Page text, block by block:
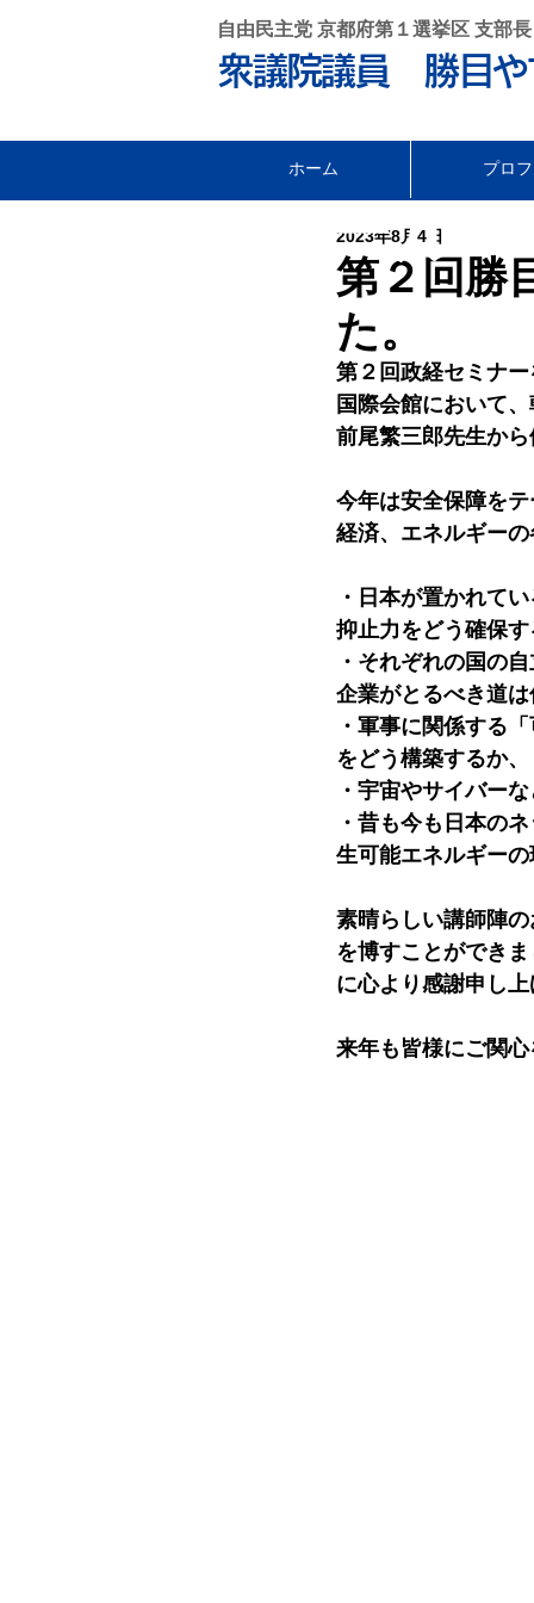
自由民主党 京都府第１選挙区 支部長
衆議院議員 勝目や
セール •
ホーム プロ
第２回勝
た。
2023年8月4日
第２回政経セミナ
国際会館において
前尾繁三郎先生か
今年は安全保障を
経済、エネルギー
・日本が置かれて
抑止力をどう確保
・それぞれの国の
企業がとるべき道
・軍事に関係する
をどう構築するか、
・宇宙やサイバー
・昔も今も日本の
生可能エネルギー
素晴らしい講師陣
を博すことができ
に心より感謝申し
来年も皆様にご関